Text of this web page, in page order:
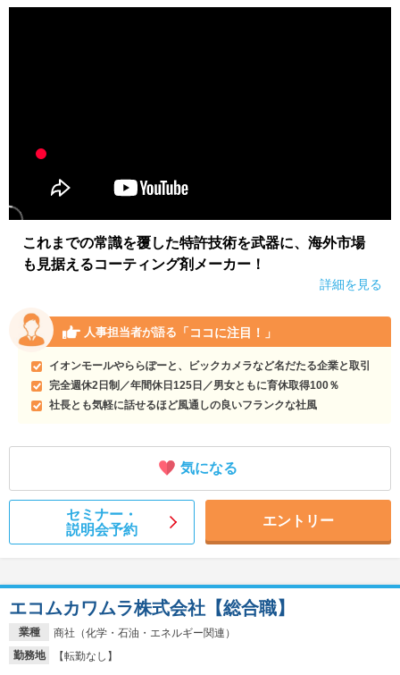
これまでの常識を覆した特許技術を武器に、海外市場
も見据えるコーティング剤メーカー！
詳細を見る
人事担当者が語る 「ココに注目！」
イオンモールやららぽーと、ビックカメラなど名だたる企業と取引
完全週休2日制／年間休日125日／男女ともに育休取得100％
社長とも気軽に話せるほど風通しの良いフランクな社風
気になる
セミナー・
説明会予約
エントリー
業種
商社（化学・石油・エネルギー関連）
勤務地
【転勤なし】
エコムカワムラ株式会社【総合職】